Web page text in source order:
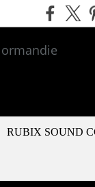
RUBIX SOUND